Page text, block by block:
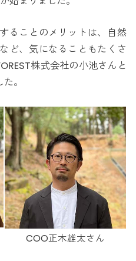
ることのメリットは、自然
ど、気になることもたくさ
株式会社の小池さんと
。
COO正木雄太さん